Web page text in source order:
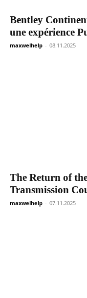
Bentley
une expérience
maxwelhelp - 08.11.2025
The Return of
Transmission
maxwelhelp - 07.11.2025